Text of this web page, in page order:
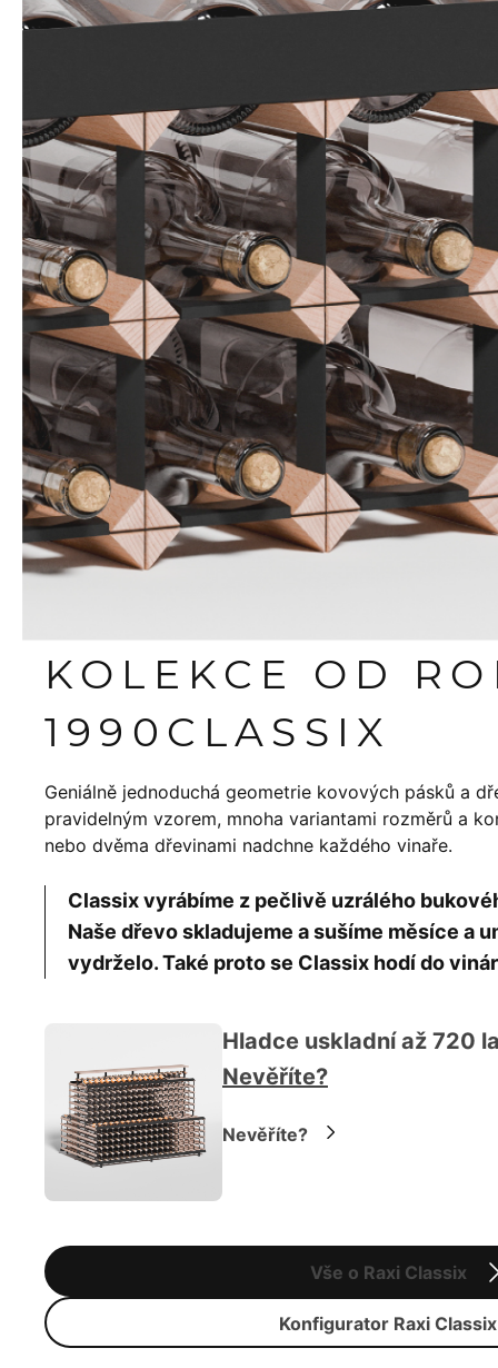
KOLEKCE OD
1990 CLASSIX
Geniálně jednoduchá geometrie kovových pásků a
pravidelným vzorem, mnoha variantami rozměrů a
nebo dvěma dřevinami nadchne každého vinaře.
Classix vyrábíme z pečlivě uzrálého
Naše dřevo skladujeme a sušíme měsíce a
vydrželo. Také proto se Classix hodí do
Vše o Raxi Classix
Konfigurator Raxi Classix
Hladce uskladní až 720
Nevěříte?
Nevěříte?